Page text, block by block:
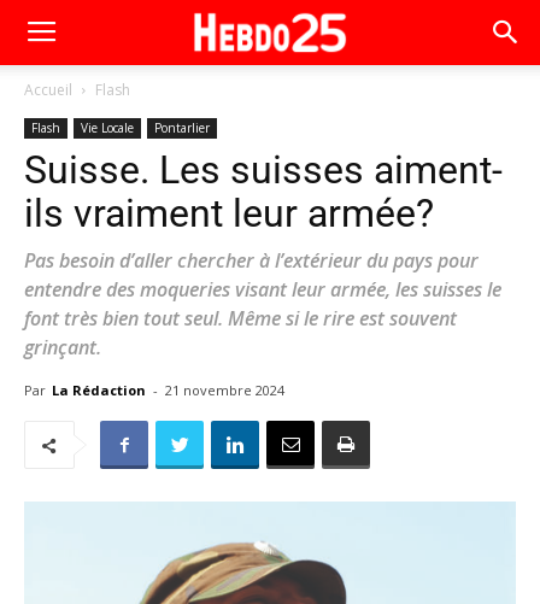
Accueil Flash
Flash Vie Locale Pontarlier
Suisse. Les suisses aiment-
ils vraiment leur armée?
Pas besoin d’aller chercher à l’extérieur du pays pour
entendre des moqueries visant leur armée, les suisses le
font très bien tout seul. Même si le rire est souvent
grinçant.
Par La Rédaction - 21 novembre 2024